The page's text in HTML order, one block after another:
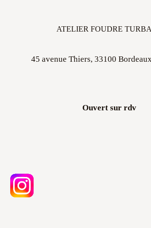
ATELIER FOUDRE
45 avenue Thiers, 33100
Ouvert sur rdv